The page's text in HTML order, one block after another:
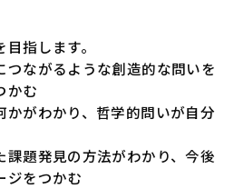
指します。
ながるような創造的な問いを
かむ
がわかり、哲学的問いが自分
題発見の方法がわかり、今後
ジをつかむ